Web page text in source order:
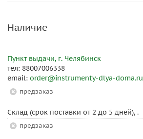
Наличие
Пункт выдачи, г. Челябинск
тел: 88007006338
email: order@instrumenty-dlya-doma.ru
Предзаказ
Склад (срок поставки от 2 до 5 дней), .
Предзаказ